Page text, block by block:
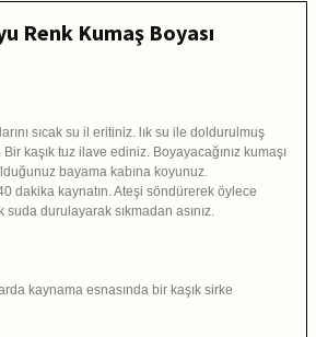
Renk Kumaş Boyası
sıcak su il eritiniz. lık su ile doldurulmuş
kaşık tuz ilave ediniz. Boyayacağınız kumaşı
bayama kabına koyunuz.
dakika kaynatın. Ateşi söndürerek öylece
suda durulayarak sıkmadan asınız.
kaynama esnasında bir kaşık sirke